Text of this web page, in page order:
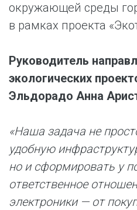
окружающей среды
в рамках проекта
Руководитель
экологических
Эльдорадо Анна
«Наша задача не
удобную
но и сформировать у
ответственное
электроники — от